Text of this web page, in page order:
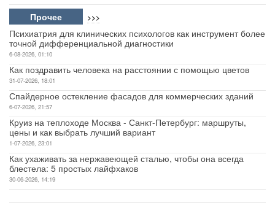
Прочее >>>
Психиатрия для клинических психологов как инструмент более
точной дифференциальной диагностики
6-08-2026, 01:10
Как поздравить человека на расстоянии с помощью цветов
31-07-2026, 18:01
Спайдерное остекление фасадов для коммерческих зданий
6-07-2026, 21:57
Круиз на теплоходе Москва - Санкт-Петербург: маршруты,
цены и как выбрать лучший вариант
1-07-2026, 23:01
Как ухаживать за нержавеющей сталью, чтобы она всегда
блестела: 5 простых лайфхаков
30-06-2026, 14:19